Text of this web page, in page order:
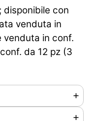
disponibile con
venduta in
venduta in conf.
da 12 pz (3